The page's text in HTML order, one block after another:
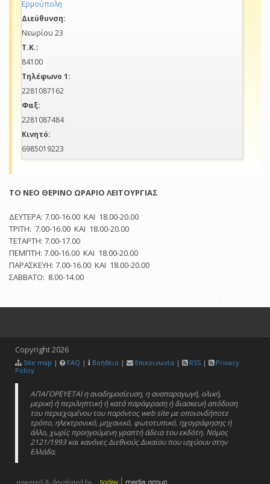
Ερμούπολη
Διεύθυνση:
Νεωρίου 23
Τ.Κ.:
84100
Τηλέφωνο 1:
2281087162
Φαξ:
2281087484
Κινητό:
6985019223
ΤΟ ΝΕΟ ΘΕΡΙΝΟ ΩΡΑΡΙΟ ΛΕΙΤΟΥΡΓΙΑΣ
ΔΕΥΤΕΡΑ: 7.00-16.00 ΚΑΙ 18.00-20.00
ΤΡΙΤΗ: 7.00-16.00 ΚΑΙ 18.00-20.00
ΤΕΤΑΡΤΗ: 7.00-17.00
ΠΕΜΠΤΗ: 7.00-16.00 ΚΑΙ 18.00-20.00
ΠΑΡΑΣΚΕΥΗ: 7.00-16.00 ΚΑΙ 18.00-20.00
ΣΑΒΒΑΤΟ: 8.00-14.00
Copyright2026
Site map | FAQ | Βοήθεια | Επικοινωνία | RSS |
Privacy
Policy
ΑΠΑΓΟΡΕΥΕΤΑΙ η αναδημοσίευση, η αναπαραγωγή, ολική,
μερική ή περιληπτική ή κατά παράφραση ή διασκευή απόδοση
του περιεχομένου του παρόντος web site με οποιονδήποτε
τρόπο, ηλεκτρονικό, μηχανικό, φωτοτυπικό, ηχογράφησης ή
άλλο, χωρίς προηγούμενη γραπτή άδεια του εκδότη. Νόμος
2121/1993 και κανόνες Διεθνούς Δικαίου που ισχύουν στην
Ελλάδα.